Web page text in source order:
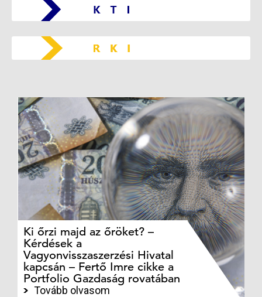
Ki őrzi majd az őröket? –
Kérdések a
Vagyonvisszaszerzési Hivatal
kapcsán – Fertő Imre cikke a
Portfolio Gazdaság rovatában
Tovább olvasom